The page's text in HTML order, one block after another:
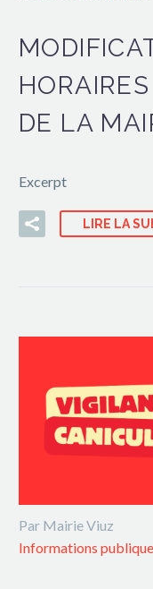
DE LA
Excerpt
LIRE LA
Par Mairie Viuz
Informations